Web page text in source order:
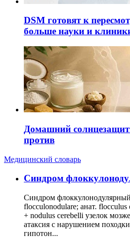
DSM готовят к
больше науки и
Домашний
против
Медицинский словарь
Cиндром
Синдром
flocculonodulare; анат.
+ nodulus cerebelli узелок
атаксия с нарушением
гипотон...